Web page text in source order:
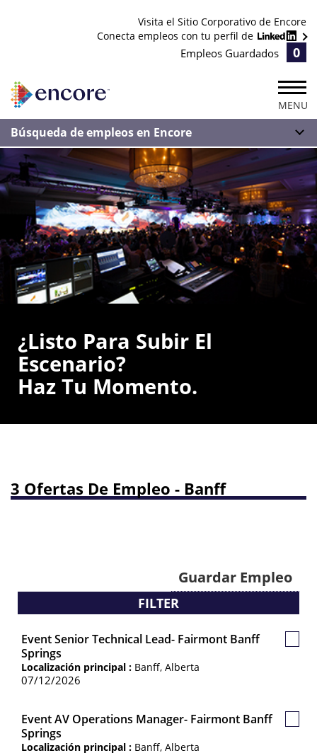
Visita el Sitio Corporativo de Encore
Conecta empleos con tu perfil de
Empleos Guardados 0
MENU
Búsqueda de empleos en Encore
¿Listo Para Subir El
Escenario?
Haz Tu Momento.
3 Ofertas De Empleo - Banff
Guardar Empleo
FILTER
Event Senior Technical Lead- Fairmont Banff
Springs
Localización principal : Banff, Alberta
07/12/2026
Event AV Operations Manager- Fairmont Banff
Springs
Localización principal : Banff, Alberta